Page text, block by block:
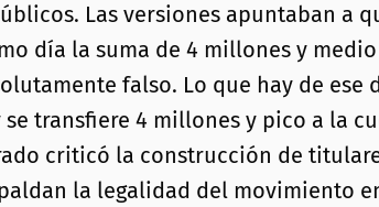
Las versiones apuntaban a
día la suma de 4 millones y
falso. Lo que hay de
transfiere 4 millones y pico a la
criticó la construcción de
la legalidad del movimiento